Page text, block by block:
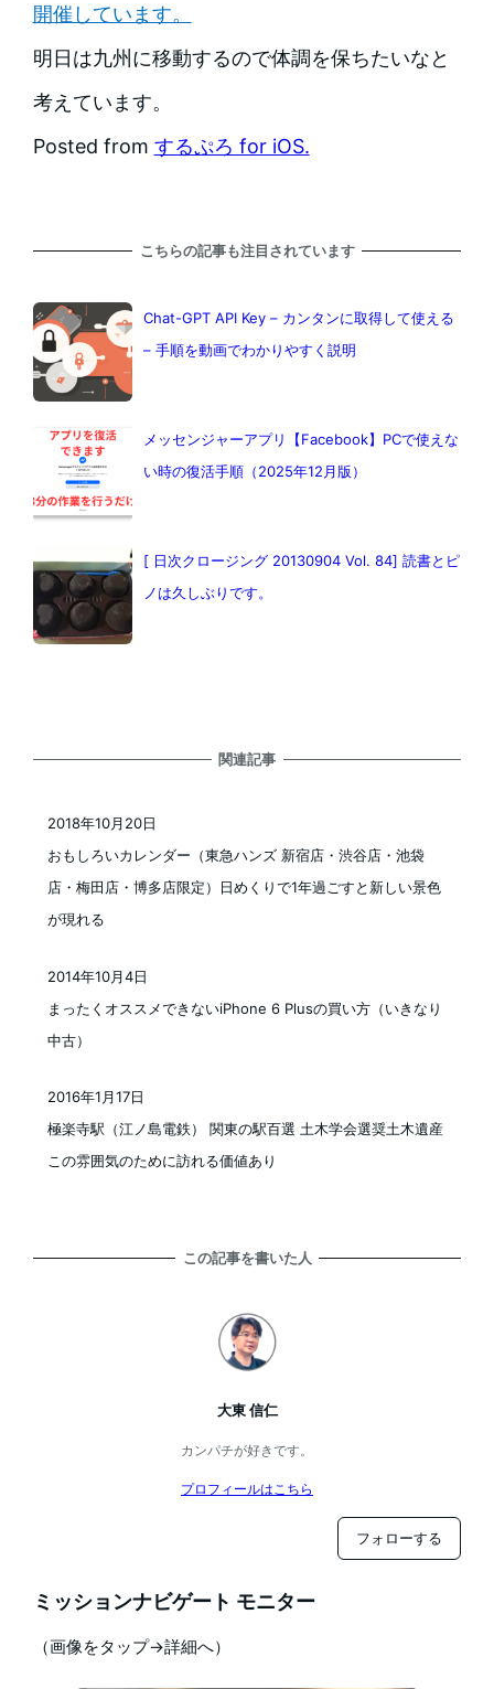
開催しています。
明日は九州に移動するので体調を保ちたいなと
考えています。
Posted from するぷろ for iOS.
こちらの記事も注目されています
Chat-GPT API Key – カンタンに取得して使える
– 手順を動画でわかりやすく説明
メッセンジャーアプリ【Facebook】PCで使えな
い時の復活手順（2025年12月版）
[ 日次クロージング 20130904 Vol. 84] 読書とピ
ノは久しぶりです。
関連記事
おもしろいカレンダー（東急ハンズ 新宿店・渋谷店・池袋
店・梅田店・博多店限定）日めくりで1年過ごすと新しい景色
が現れる
2018年10月20日
まったくオススメできないiPhone 6 Plusの買い方（いきなり
中古）
投稿日
2014年10月4日
極楽寺駅（江ノ島電鉄） 関東の駅百選 土木学会選奨土木遺産
この雰囲気のために訪れる価値あり
2016年1月17日
この記事を書いた人
大東 信仁
カンパチが好きです。
プロフィールはこちら
フォローする
ミッションナビゲート モニター
（画像をタップ→詳細へ）